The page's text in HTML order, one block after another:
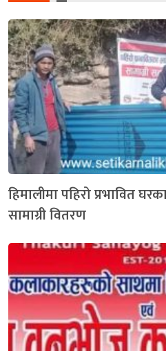
हिमालीमा पहिरो प्रभावित
सामाग्री वितरण